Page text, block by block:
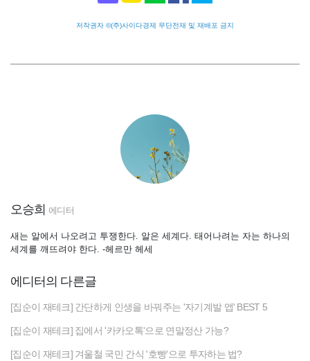
저작권자 ©(주)사이다경제 무단전재 및 재배포 금지
오승희 에디터
새는 알에서 나오려고 투쟁한다. 알은 세계다. 태어나려는 자는 하나의
세계를 깨뜨려야 한다. -헤르만 헤세
에디터의 다른글
[집순이 재테크] 간단하게 인생을 바꿔주는 '자기계발 앱' BEST 5
[집순이 재테크] 집에서 '카카오톡'으로 연말정산 가능?
[집순이 재테크] 겨울철 국민 간식 '호빵'으로 투자하는 법?